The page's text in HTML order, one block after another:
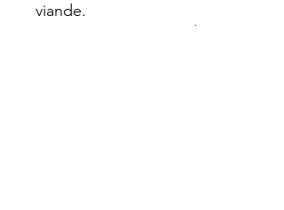
viande.
Est apprécié aussi sur les